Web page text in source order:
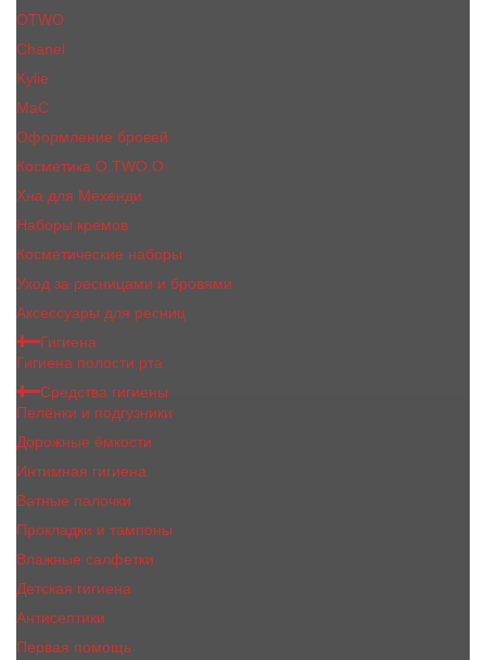
OTWO
Сhanеl
Kylie
MaC
Оформление бровей
Косметика O.TWO.O
Хна для Мехенди
Наборы кремов
Косметические наборы
Уход за ресницами и бровями
Аксессуары для ресниц
Гигиена
Гигиена полости рта
Средства гигиены
Пелёнки и подгузники
Дорожные ёмкости
Интимная гигиена
Ватные палочки
Прокладки и тампоны
Влажные салфетки
Детская гигиена
Антисептики
Первая помощь